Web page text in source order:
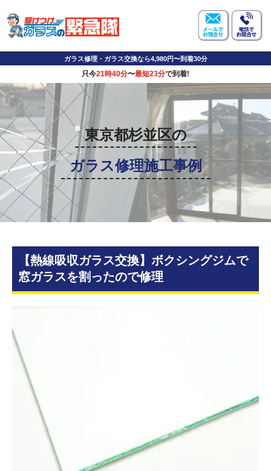
ガラス修理・ガラス交換なら4,980円〜到着30分
只今21時40分〜最短23分で到着!
東京都杉並区の
ガラス修理施工事例
【熱線吸収ガラス交換】ボクシングジムで
窓ガラスを割ったので修理